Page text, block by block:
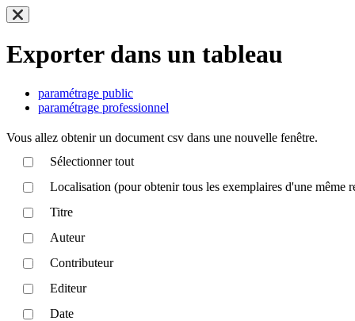
Exporter dans un tableau
paramétrage public
paramétrage professionnel
Vous allez obtenir un document csv dans une nouvelle fenêtre.
Sélectionner tout
Localisation (pour obtenir tous les exemplaires d'une même
Titre
Auteur
Contributeur
Editeur
Date